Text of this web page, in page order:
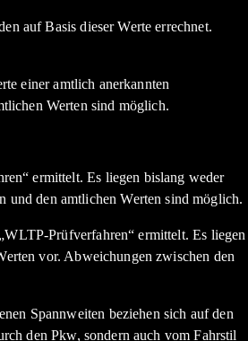
auf Basis dieser Werte errechnet.
einer amtlich anerkannten
Werten sind möglich.
ermittelt. Es liegen bislang weder
und den amtlichen Werten sind möglich.
Prüfverfahren“ ermittelt. Es liegen
vor. Abweichungen zwischen den
Spannweiten beziehen sich auf den
den Pkw, sondern auch vom Fahrstil